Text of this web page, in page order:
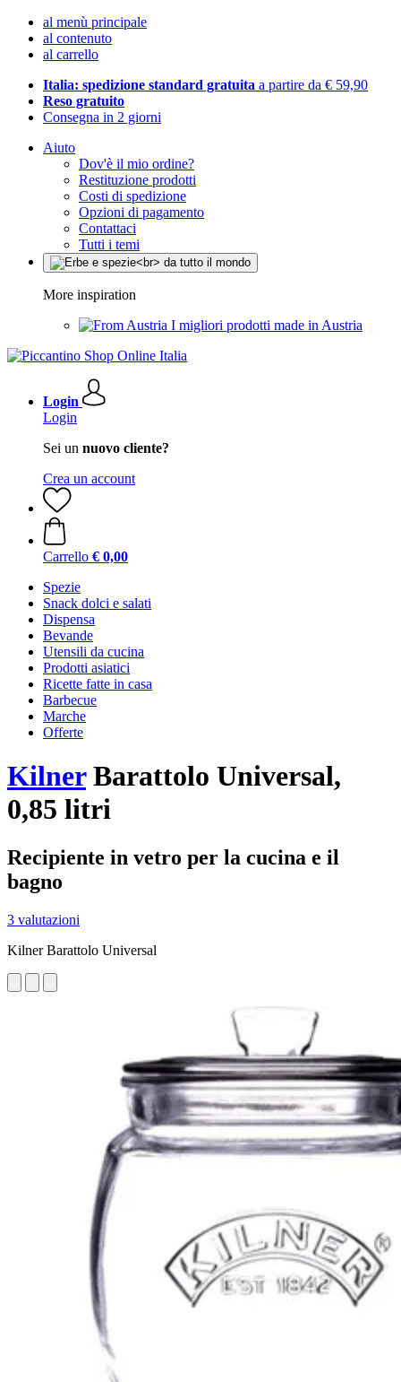
al menù principale
al contenuto
al carrello
Italia: spedizione standard gratuita a partire da € 59,90
Reso gratuito
Consegna in 2 giorni
Aiuto
Dov'è il mio ordine?
Restituzione prodotti
Costi di spedizione
Opzioni di pagamento
Contattaci
Tutti i temi
More inspiration
I migliori prodotti made in Austria
Login
Login
Sei un nuovo cliente?
Crea un account
Carrello € 0,00
Spezie
Snack dolci e salati
Dispensa
Bevande
Utensili da cucina
Prodotti asiatici
Ricette fatte in casa
Barbecue
Marche
Offerte
KilnerBarattolo Universal,
0,85 litri
Recipiente in vetro per la cucina e il
bagno
3 valutazioni
Kilner Barattolo Universal